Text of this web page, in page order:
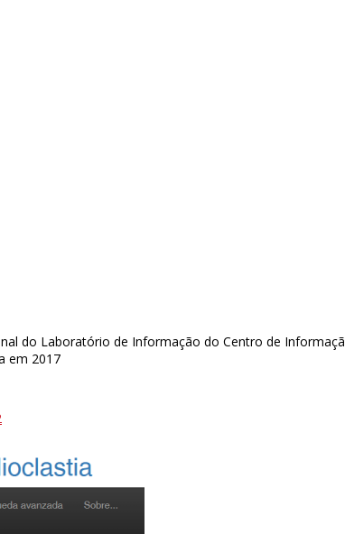
do Laboratório de Informação do Centro de
em 2017